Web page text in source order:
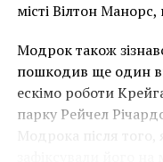
стало
місті Вілтон
Модрок також
пошкодив ще один
ескімо роботи
парку Рейчел
Модрока після того,